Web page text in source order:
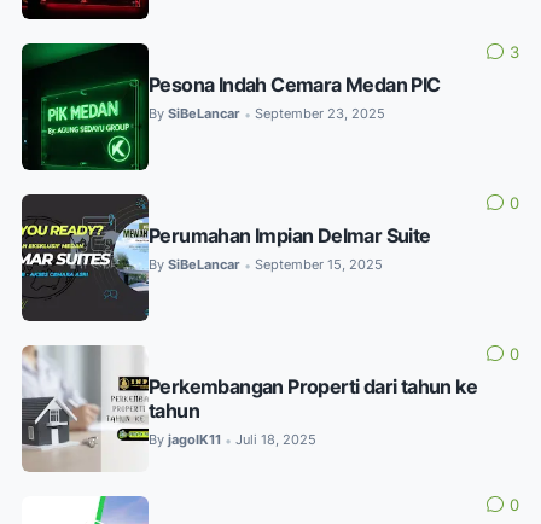
3
Pesona Indah Cemara Medan PIC
By SiBeLancar • September 23, 2025
0
Perumahan Impian Delmar Suite
By SiBeLancar • September 15, 2025
0
Perkembangan Properti dari tahun ke
tahun
By jagoIK11 • Juli 18, 2025
0